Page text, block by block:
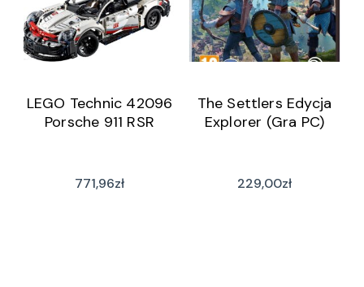
LEGO Technic 42096
Porsche 911 RSR
771,96zł
The Settlers Edycja
Explorer (Gra PC)
229,00zł